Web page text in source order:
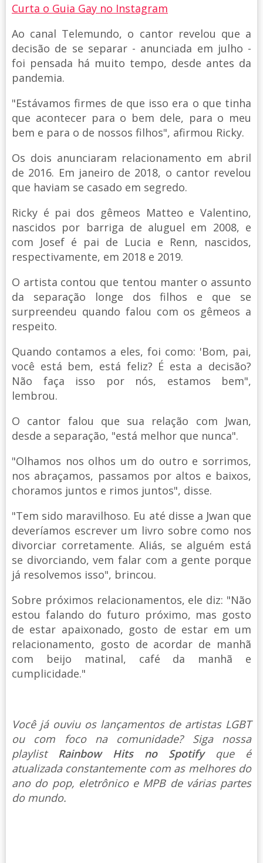
Curta o Guia Gay no Instagram
Ao canal Telemundo, o cantor revelou que a
decisão de se separar - anunciada em julho -
foi pensada há muito tempo, desde antes da
pandemia.
"Estávamos firmes de que isso era o que tinha
que acontecer para o bem dele, para o meu
bem e para o de nossos filhos", afirmou Ricky.
Os dois anunciaram relacionamento em abril
de 2016. Em janeiro de 2018, o cantor revelou
que haviam se casado em segredo.
Ricky é pai dos gêmeos Matteo e Valentino,
nascidos por barriga de aluguel em 2008, e
com Josef é pai de Lucia e Renn, nascidos,
respectivamente, em 2018 e 2019.
O artista contou que tentou manter o assunto
da separação longe dos filhos e que se
surpreendeu quando falou com os gêmeos a
respeito.
Quando contamos a eles, foi como: 'Bom, pai,
você está bem, está feliz? É esta a decisão?
Não faça isso por nós, estamos bem",
lembrou.
O cantor falou que sua relação com Jwan,
desde a separação, "está melhor que nunca".
"Olhamos nos olhos um do outro e sorrimos,
nos abraçamos, passamos por altos e baixos,
choramos juntos e rimos juntos", disse.
"Tem sido maravilhoso. Eu até disse a Jwan que
deveríamos escrever um livro sobre como nos
divorciar corretamente. Aliás, se alguém está
se divorciando, vem falar com a gente porque
já resolvemos isso", brincou.
Sobre próximos relacionamentos, ele diz: "Não
estou falando do futuro próximo, mas gosto
de estar apaixonado, gosto de estar em um
relacionamento, gosto de acordar de manhã
com beijo matinal, café da manhã e
cumplicidade."
Você já ouviu os lançamentos de artistas LGBT
ou com foco na comunidade? Siga nossa
playlist Rainbow Hits no Spotify que é
atualizada constantemente com as melhores do
ano do pop, eletrônico e MPB de várias partes
do mundo.